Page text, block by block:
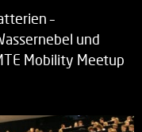
–
und
Mobility Meetup